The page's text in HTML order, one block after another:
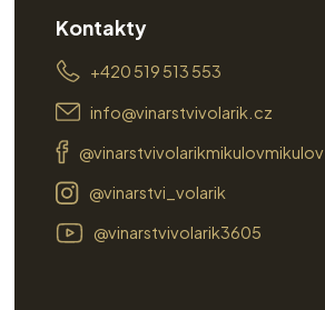
Kontakty
+420 519 513 553
info@vinarstvivolarik.cz
@vinarstvivolarikmikulovmikulov
@vinarstvi_volarik
@vinarstvivolarik3605